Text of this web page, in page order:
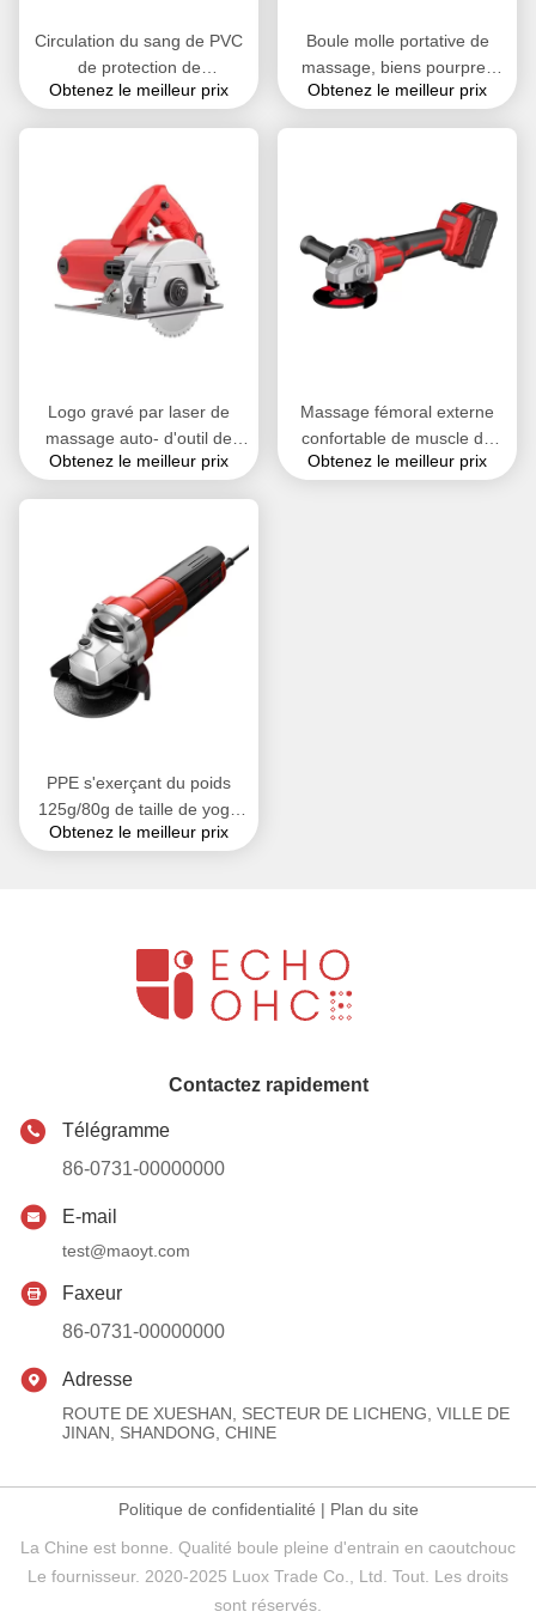
Circulation du sang de PVC
de protection de
l'environnement de boule de
Obtenez le meilleur prix
Boule molle portative de
massage, biens pourpres
roses rouges de massage
Obtenez le meilleur prix
Logo gravé par laser de
massage auto- d'outil de
haute de dureté de gymnase
Obtenez le meilleur prix
Massage fémoral externe
confortable de muscle de
yoga de gymnase de boule
Obtenez le meilleur prix
PPE s'exerçant du poids
125g/80g de taille de yoga
de gymnase de massage
Obtenez le meilleur prix
Contactez rapidement
Télégramme
86-0731-00000000
E-mail
test@maoyt.com
Faxeur
86-0731-00000000
Adresse
ROUTE DE XUESHAN, SECTEUR DE LICHENG, VILLE DE
JINAN, SHANDONG, CHINE
Politique de confidentialité | Plan du site
La Chine est bonne. Qualité boule pleine d'entrain en caoutchouc
Le fournisseur. 2020-2025 Luox Trade Co., Ltd. Tout. Les droits
sont réservés.